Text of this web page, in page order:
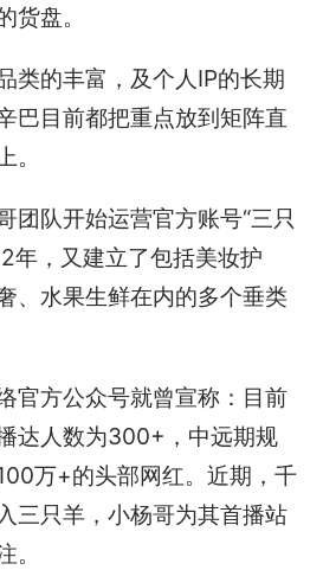
货盘。
类的丰富，及个人IP的长期
巴目前都把重点放到矩阵直
。
团队开始运营官方账号“三只
年，又建立了包括美妆护
、水果生鲜在内的多个垂类
官方公众号就曾宣称：目前
达人数为300+，中远期规
万+的头部网红。近期，千
三只羊，小杨哥为其首播站
。